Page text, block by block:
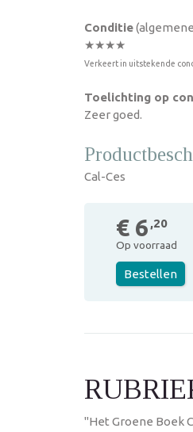
Conditie
★★★★
Verkeert in uitstekende
Toelichting op
Zeer goed.
Cal-Ces
€ 6 ,20
Op voorraad
Bestellen
"Het Groene Boek